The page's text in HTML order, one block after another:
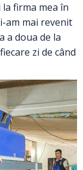
la firma mea în
am mai revenit
a doua de la
zi de când